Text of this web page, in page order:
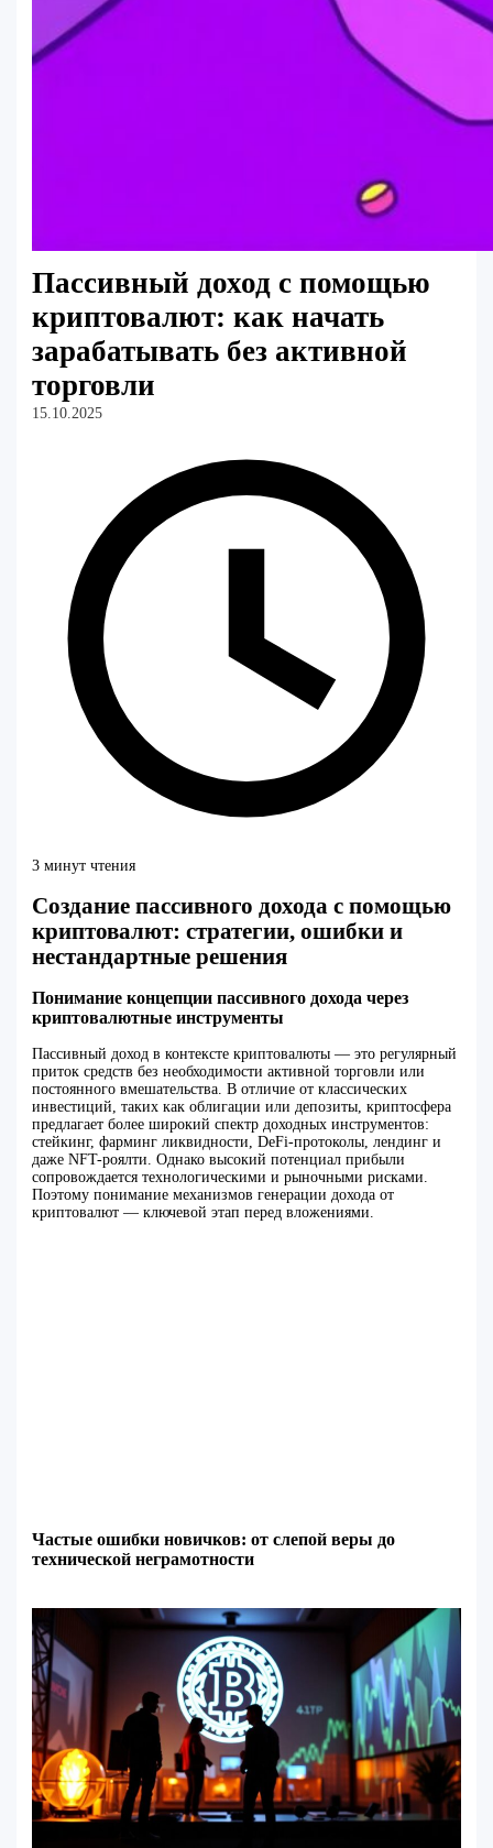
Пассивный доход с помощью
криптовалют: как начать
зарабатывать без активной
торговли
15.10.2025
3 минут чтения
Создание пассивного дохода с помощью
криптовалют: стратегии, ошибки и
нестандартные решения
Понимание концепции пассивного дохода через
криптовалютные инструменты
Пассивный доход в контексте криптовалюты — это регулярный
приток средств без необходимости активной торговли или
постоянного вмешательства. В отличие от классических
инвестиций, таких как облигации или депозиты, криптосфера
предлагает более широкий спектр доходных инструментов:
стейкинг, фарминг ликвидности, DeFi-протоколы, лендинг и
даже NFT-роялти. Однако высокий потенциал прибыли
сопровождается технологическими и рыночными рисками.
Поэтому понимание механизмов генерации дохода от
криптовалют — ключевой этап перед вложениями.
Частые ошибки новичков: от слепой веры до
технической неграмотности